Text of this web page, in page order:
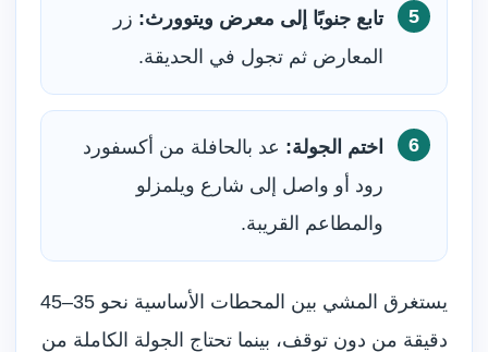
تابع جنوبًا إلى معرض ويتوورث: زر
المعارض ثم تجول في الحديقة.
اختم الجولة: عد بالحافلة من أكسفورد
رود أو واصل إلى شارع ويلمزلو
والمطاعم القريبة.
يستغرق المشي بين المحطات الأساسية نحو 35–45
دقيقة من دون توقف، بينما تحتاج الجولة الكاملة من